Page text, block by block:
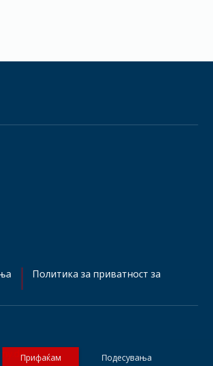
Политика за приватност за
Прифаќам Подесувања